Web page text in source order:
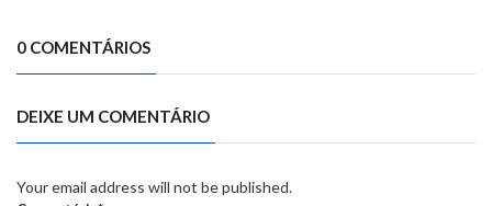
0 COMENTÁRIOS
DEIXE UM COMENTÁRIO
Your email address will not be published.